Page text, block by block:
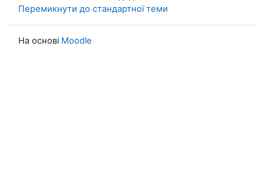
Перемикнути до стандартної теми
На основі Moodle